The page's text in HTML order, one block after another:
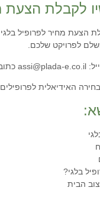
לקבלת הצעת
הצעת מחיר לפרופיל
לפרויקט שלכם.
assi@plada-e.co.il
האידיאלית
בלגי?
הבית